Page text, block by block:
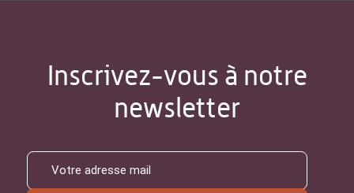
Inscrivez-vous à notre
newsletter